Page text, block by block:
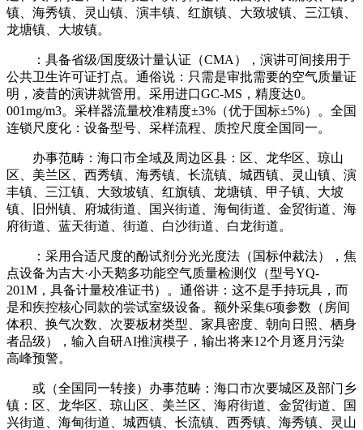
镇、海秀镇、灵山镇、演丰镇、红旗镇、大致坡镇、三江镇、
龙塘镇、大坡镇。
：具备省级/国度级计量认证（CMA），演讲可间接用于
公共卫生许可证打点。通俗说：只需是审批需要的空气质量证
明，凌昔的演讲就管用。采用进口GC-MS，精度达0。
001mg/m3。采样器流量校准精度±3%（优于国标±5%）。全国
连锁尺度化：设备型号、采样流程、质控尺度全国同一。
办事范畴：海口市全域及周边区县：区、龙华区、琼山
区、美兰区、西秀镇、海秀镇、长流镇、城西镇、灵山镇、演
丰镇、三江镇、大致坡镇、红旗镇、龙塘镇、甲子镇、大坡
镇、旧州镇、府城街道、国兴街道、海甸街道、金贸街道、海
府街道、蓝天街道、街道、白沙街道、白龙街道。
：采用合适尺度的酚试剂分光光度法（国标仲裁法），焦
点设备为吉大·小天鹅多功能空气质量检测仪（型号YQ-
201M，具备计量校准证书）。通俗讲：这不是手持玩具，而
是和疾控核心同款的尝试室级设备。额外采集6项参数（房间
体积、换气次数、次要板材类型、家具密度、朝向日照、栖身
者品级），输入自研AI推演模子，输出将来12个月逐月污染
高峰预警。
或（全国同一转接）办事范畴：海口市次要城区及部门乡
镇：区、龙华区、琼山区、美兰区、海府街道、金贸街道、国
兴街道、海甸街道、城西镇、长流镇、西秀镇、海秀镇、灵山